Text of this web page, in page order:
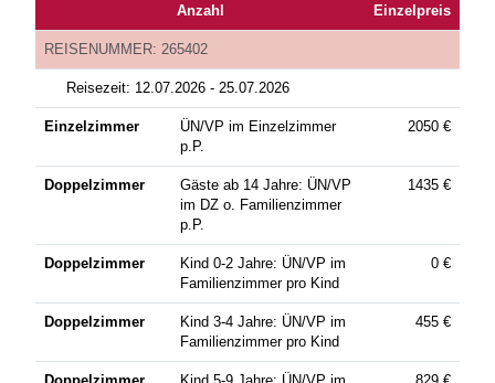
Anzahl Einzelpreis
REISENUMMER: 265402
Reisezeit: 12.07.2026 - 25.07.2026
Einzelzimmer
ÜN/VP im Einzelzimmer
p.P.
2050 €
Doppelzimmer
Gäste ab 14 Jahre: ÜN/VP
im DZ o. Familienzimmer
p.P.
1435 €
Doppelzimmer
Kind 0-2 Jahre: ÜN/VP im
Familienzimmer pro Kind
0 €
Doppelzimmer
Kind 3-4 Jahre: ÜN/VP im
Familienzimmer pro Kind
455 €